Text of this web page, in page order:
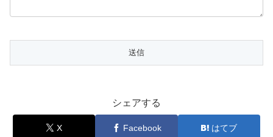
シェアする
X Facebook はてブ